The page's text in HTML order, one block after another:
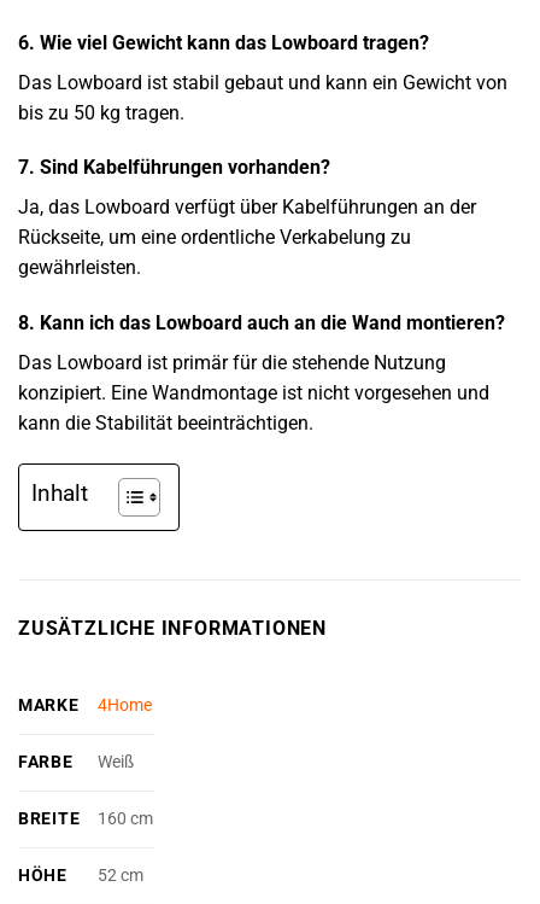
6. Wie viel Gewicht kann das Lowboard tragen?
Das Lowboard ist stabil gebaut und kann ein Gewicht von
bis zu 50 kg tragen.
7. Sind Kabelführungen vorhanden?
Ja, das Lowboard verfügt über Kabelführungen an der
Rückseite, um eine ordentliche Verkabelung zu
gewährleisten.
8. Kann ich das Lowboard auch an die Wand montieren?
Das Lowboard ist primär für die stehende Nutzung
konzipiert. Eine Wandmontage ist nicht vorgesehen und
kann die Stabilität beeinträchtigen.
Inhalt
ZUSÄTZLICHE INFORMATIONEN
MARKE 4Home
FARBE Weiß
BREITE 160 cm
HÖHE 52 cm